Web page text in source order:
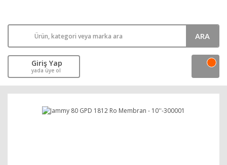
ARA
Giriş Yap
yada üye ol